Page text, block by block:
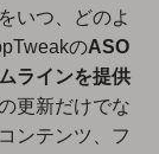
いつ、どのよ
のASO
ラインを提供
更新だけでな
ンテンツ、フ